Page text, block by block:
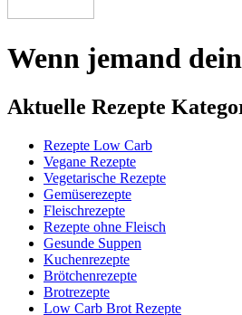
Wenn jemand
Aktuelle Rezepte
Rezepte Low Carb
Vegane Rezepte
Vegetarische Rezepte
Gemüserezepte
Fleischrezepte
Rezepte ohne Fleisch
Gesunde Suppen
Kuchenrezepte
Brötchenrezepte
Brotrezepte
Low Carb Brot Rezepte